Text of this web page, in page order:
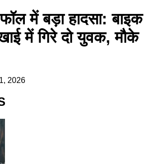
में बड़ा हादसा: बाइक
में गिरे दो युवक, मौके
2026